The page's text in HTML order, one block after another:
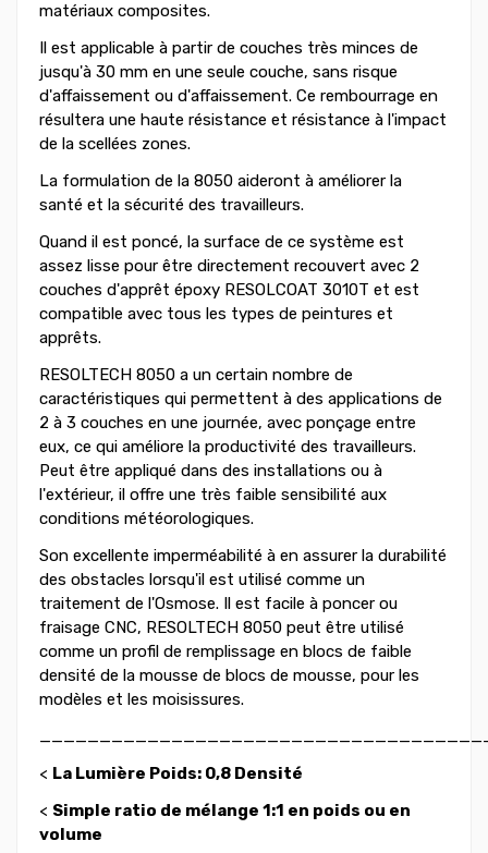
matériaux composites.
Il est applicable à partir de couches très minces de
jusqu'à 30 mm en une seule couche, sans risque
d'affaissement ou d'affaissement. Ce rembourrage en
résultera une haute résistance et résistance à l'impact
de la scellées zones.
La formulation de la 8050 aideront à améliorer la
santé et la sécurité des travailleurs.
Quand il est poncé, la surface de ce système est
assez lisse pour être directement recouvert avec 2
couches d'apprêt époxy RESOLCOAT 3010T et est
compatible avec tous les types de peintures et
apprêts.
RESOLTECH 8050 a un certain nombre de
caractéristiques qui permettent à des applications de
2 à 3 couches en une journée, avec ponçage entre
eux, ce qui améliore la productivité des travailleurs.
Peut être appliqué dans des installations ou à
l'extérieur, il offre une très faible sensibilité aux
conditions météorologiques.
Son excellente imperméabilité à en assurer la durabilité
des obstacles lorsqu'il est utilisé comme un
traitement de l'Osmose. Il est facile à poncer ou
fraisage CNC, RESOLTECH 8050 peut être utilisé
comme un profil de remplissage en blocs de faible
densité de la mousse de blocs de mousse, pour les
modèles et les moisissures.
< La Lumière Poids: 0,8 Densité
< Simple ratio de mélange 1:1 en poids ou en
volume